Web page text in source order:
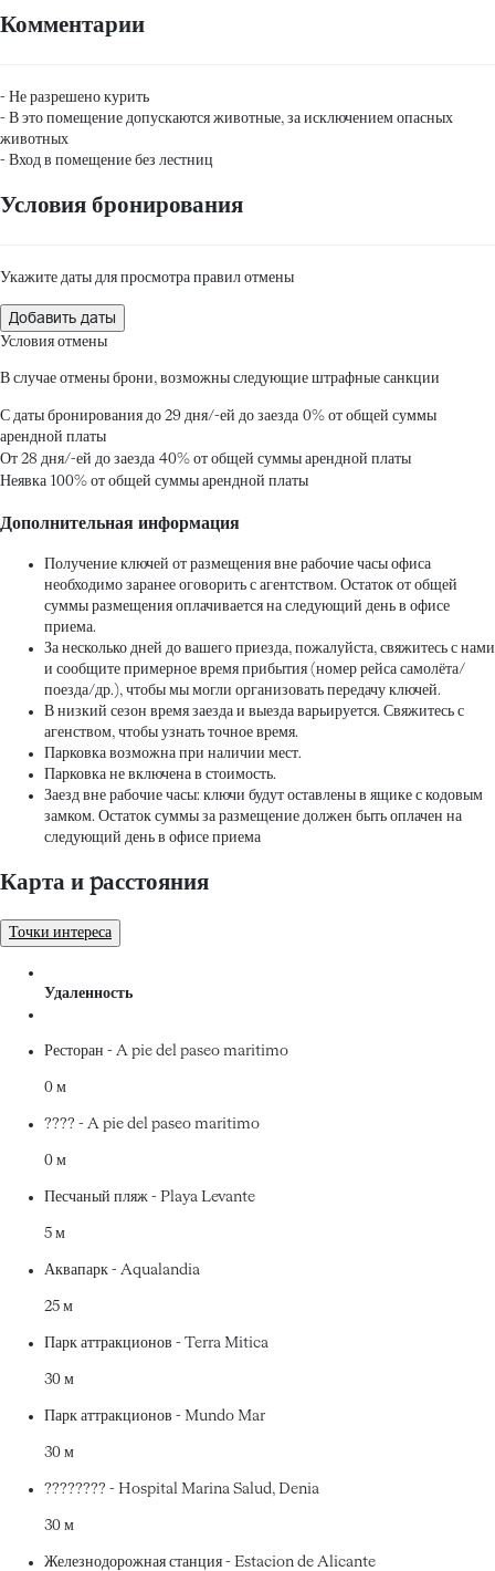
Комментарии
- Не разрешено курить
- В это помещение допускаются животные, за исключением опасных
животных
- Вход в помещение без лестниц
Условия бронирования
Укажите даты для просмотра правил отмены
Добавить даты
Условия отмены
В случае отмены брони, возможны следующие штрафные санкции
С даты бронирования до 29 дня/-ей до заезда 0% от общей суммы
арендной платы
От 28 дня/-ей до заезда 40% от общей суммы арендной платы
Неявка 100% от общей суммы арендной платы
Дополнительная информация
Получение ключей от размещения вне рабочие часы офиса
необходимо заранее оговорить с агентством. Остаток от общей
суммы размещения оплачивается на следующий день в офисе
приема.
За несколько дней до вашего приезда, пожалуйста, свяжитесь с нами
и сообщите примерное время прибытия (номер рейса самолёта/
поезда/др.), чтобы мы могли организовать передачу ключей.
В низкий сезон время заезда и выезда варьируется. Свяжитесь с
агенством, чтобы узнать точное время.
Парковка возможна при наличии мест.
Парковка не включена в стоимость.
Заезд вне рабочие часы: ключи будут оставлены в ящике с кодовым
замком. Остаток суммы за размещение должен быть оплачен на
следующий день в офисе приема
Карта и pасстояния
Точки интереса
Удаленность
Ресторан - A pie del paseo maritimo
0 м
???? - A pie del paseo maritimo
0 м
Песчаный пляж - Playa Levante
5 м
Аквапарк - Aqualandia
25 м
Парк аттракционов - Terra Mitica
30 м
Парк аттракционов - Mundo Mar
30 м
???????? - Hospital Marina Salud, Denia
30 м
Железнодорожная станция - Estacion de Alicante